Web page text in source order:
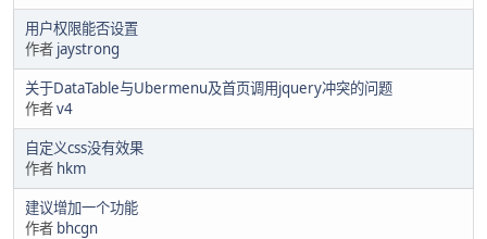
用户权限能否设置
作者 jaystrong
关于DataTable与Ubermenu及首页调用jquery冲突的问题
作者v4
自定义css没有效果
作者 hkm
建议增加一个功能
作者 bhcgn